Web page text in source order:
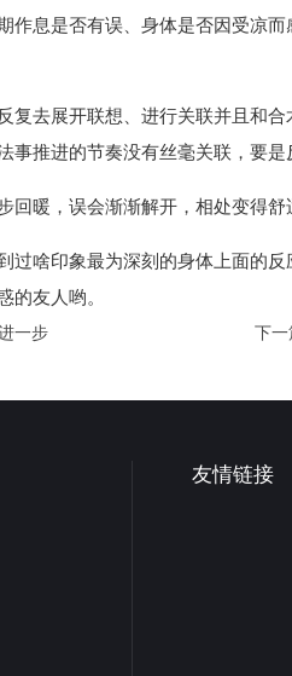
息是否有误、身体是否因受凉
去展开联想、进行关联并且和
推进的节奏没有丝毫关联，要
暖，误会渐渐解开，相处变得
啥印象最为深刻的身体上面的
的友人哟。
一步 下一
友情链接